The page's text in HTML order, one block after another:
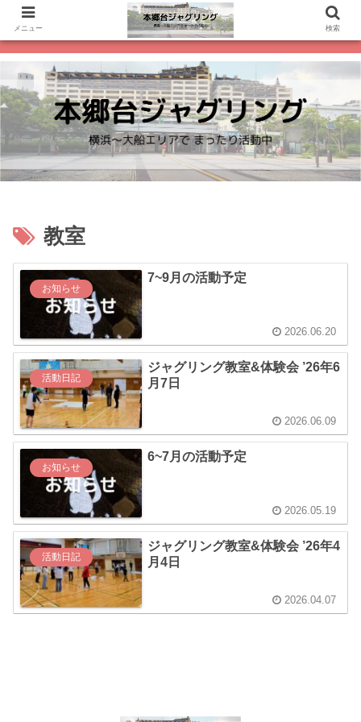
教室
お知らせ
7~9月の活動予定
2026.06.20
活動日記
ジャグリング教室&体験会 ’26年6
月7日
2026.06.09
お知らせ
6~7月の活動予定
2026.05.19
活動日記
ジャグリング教室&体験会 ’26年4
月4日
2026.04.07
メニュー 検索